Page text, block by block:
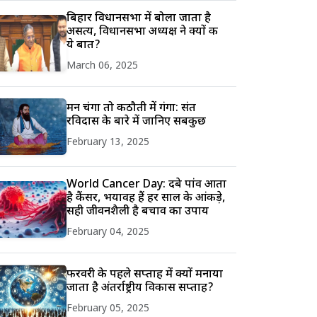
बिहार विधानसभा में बोला जाता है
असत्य, विधानसभा अध्यक्ष ने क्यों की
ये बात?
March 06, 2025
मन चंगा तो कठौती में गंगा: संत
रविदास के बारे में जानिए सबकुछ
February 13, 2025
World Cancer Day: दबे पांव आता
है कैंसर, भयावह हैं हर साल के आंकड़े,
सही जीवनशैली है बचाव का उपाय
February 04, 2025
फरवरी के पहले सप्ताह में क्यों मनाया
जाता है अंतर्राष्ट्रीय विकास सप्ताह?
February 05, 2025